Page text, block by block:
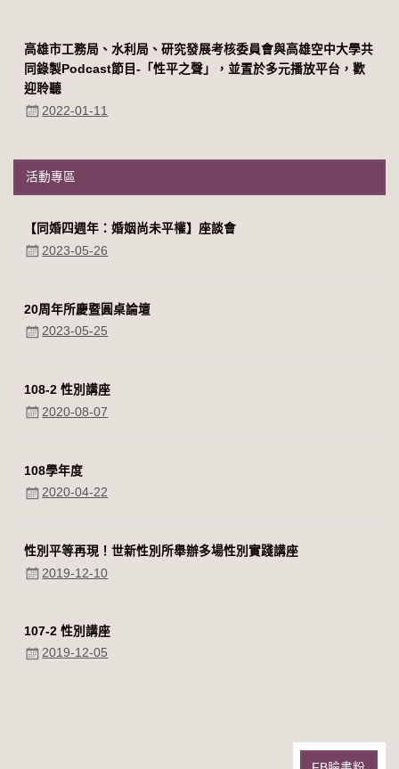
高雄市工務局、水利局、研究發展考核委員會與高雄空中大學共
同錄製Podcast節目-「性平之聲」，並置於多元播放平台，歡
迎聆聽
2022-01-11
活動專區
【同婚四週年：婚姻尚未平權】座談會
2023-05-26
20周年所慶暨圓桌論壇
2023-05-25
108-2 性別講座
2020-08-07
108學年度
2020-04-22
性別平等再現！世新性別所舉辦多場性別實踐講座
2019-12-10
107-2 性別講座
2019-12-05